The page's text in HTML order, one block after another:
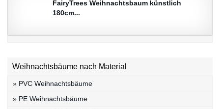
FairyTrees Weihnachtsbaum künstlich
180cm...
Weihnachtsbäume nach Material
» PVC Weihnachtsbäume
» PE Weihnachtsbäume